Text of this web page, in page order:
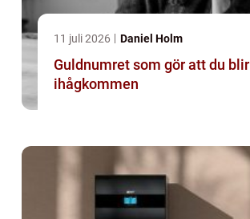
11 juli 2026 Daniel Holm
Guldnumret som gör att du blir
ihågkommen